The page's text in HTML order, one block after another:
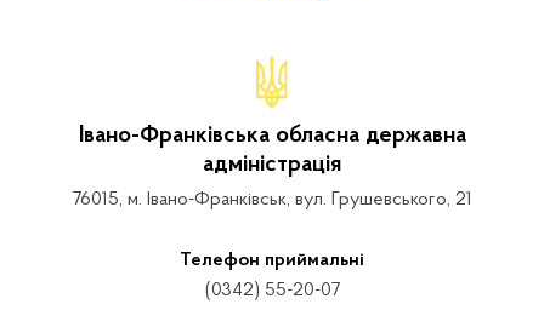
Івано-Франківська обласна державна
адміністрація
76015, м. Івано-Франківськ, вул. Грушевського, 21
Телефон приймальні
(0342) 55-20-07